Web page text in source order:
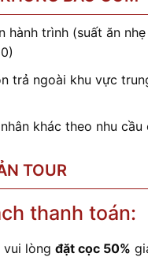
hành trình (suất ăn
trả ngoài khu vực
khác theo nhu cầu
TOUR
thanh toán:
vui lòng đặt cọc 50%